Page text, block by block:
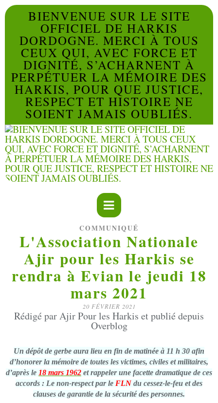
BIENVENUE SUR LE SITE
OFFICIEL DE HARKIS
DORDOGNE. MERCI À TOUS
CEUX QUI, AVEC FORCE ET
DIGNITÉ, S’ACHARNENT À
PERPÉTUER LA MÉMOIRE DES
HARKIS, POUR QUE JUSTICE,
RESPECT ET HISTOIRE NE
SOIENT JAMAIS OUBLIÉS.
COMMUNIQUÉ
L'Association Nationale
Ajir pour les Harkis se
rendra à Evian le jeudi 18
mars 2021
20 FÉVRIER 2021
Rédigé par Ajir Pour les Harkis et publié depuis
Overblog
Un dépôt de gerbe aura lieu en fin de matinée à 11 h 30 afin
d’honorer la mémoire de toutes les victimes, civiles et militaires,
d’après le 18 mars 1962 et rappeler une facette dramatique de ces
accords : Le non-respect par le FLN du cessez-le-feu et des
clauses de garantie de la sécurité des personnes.